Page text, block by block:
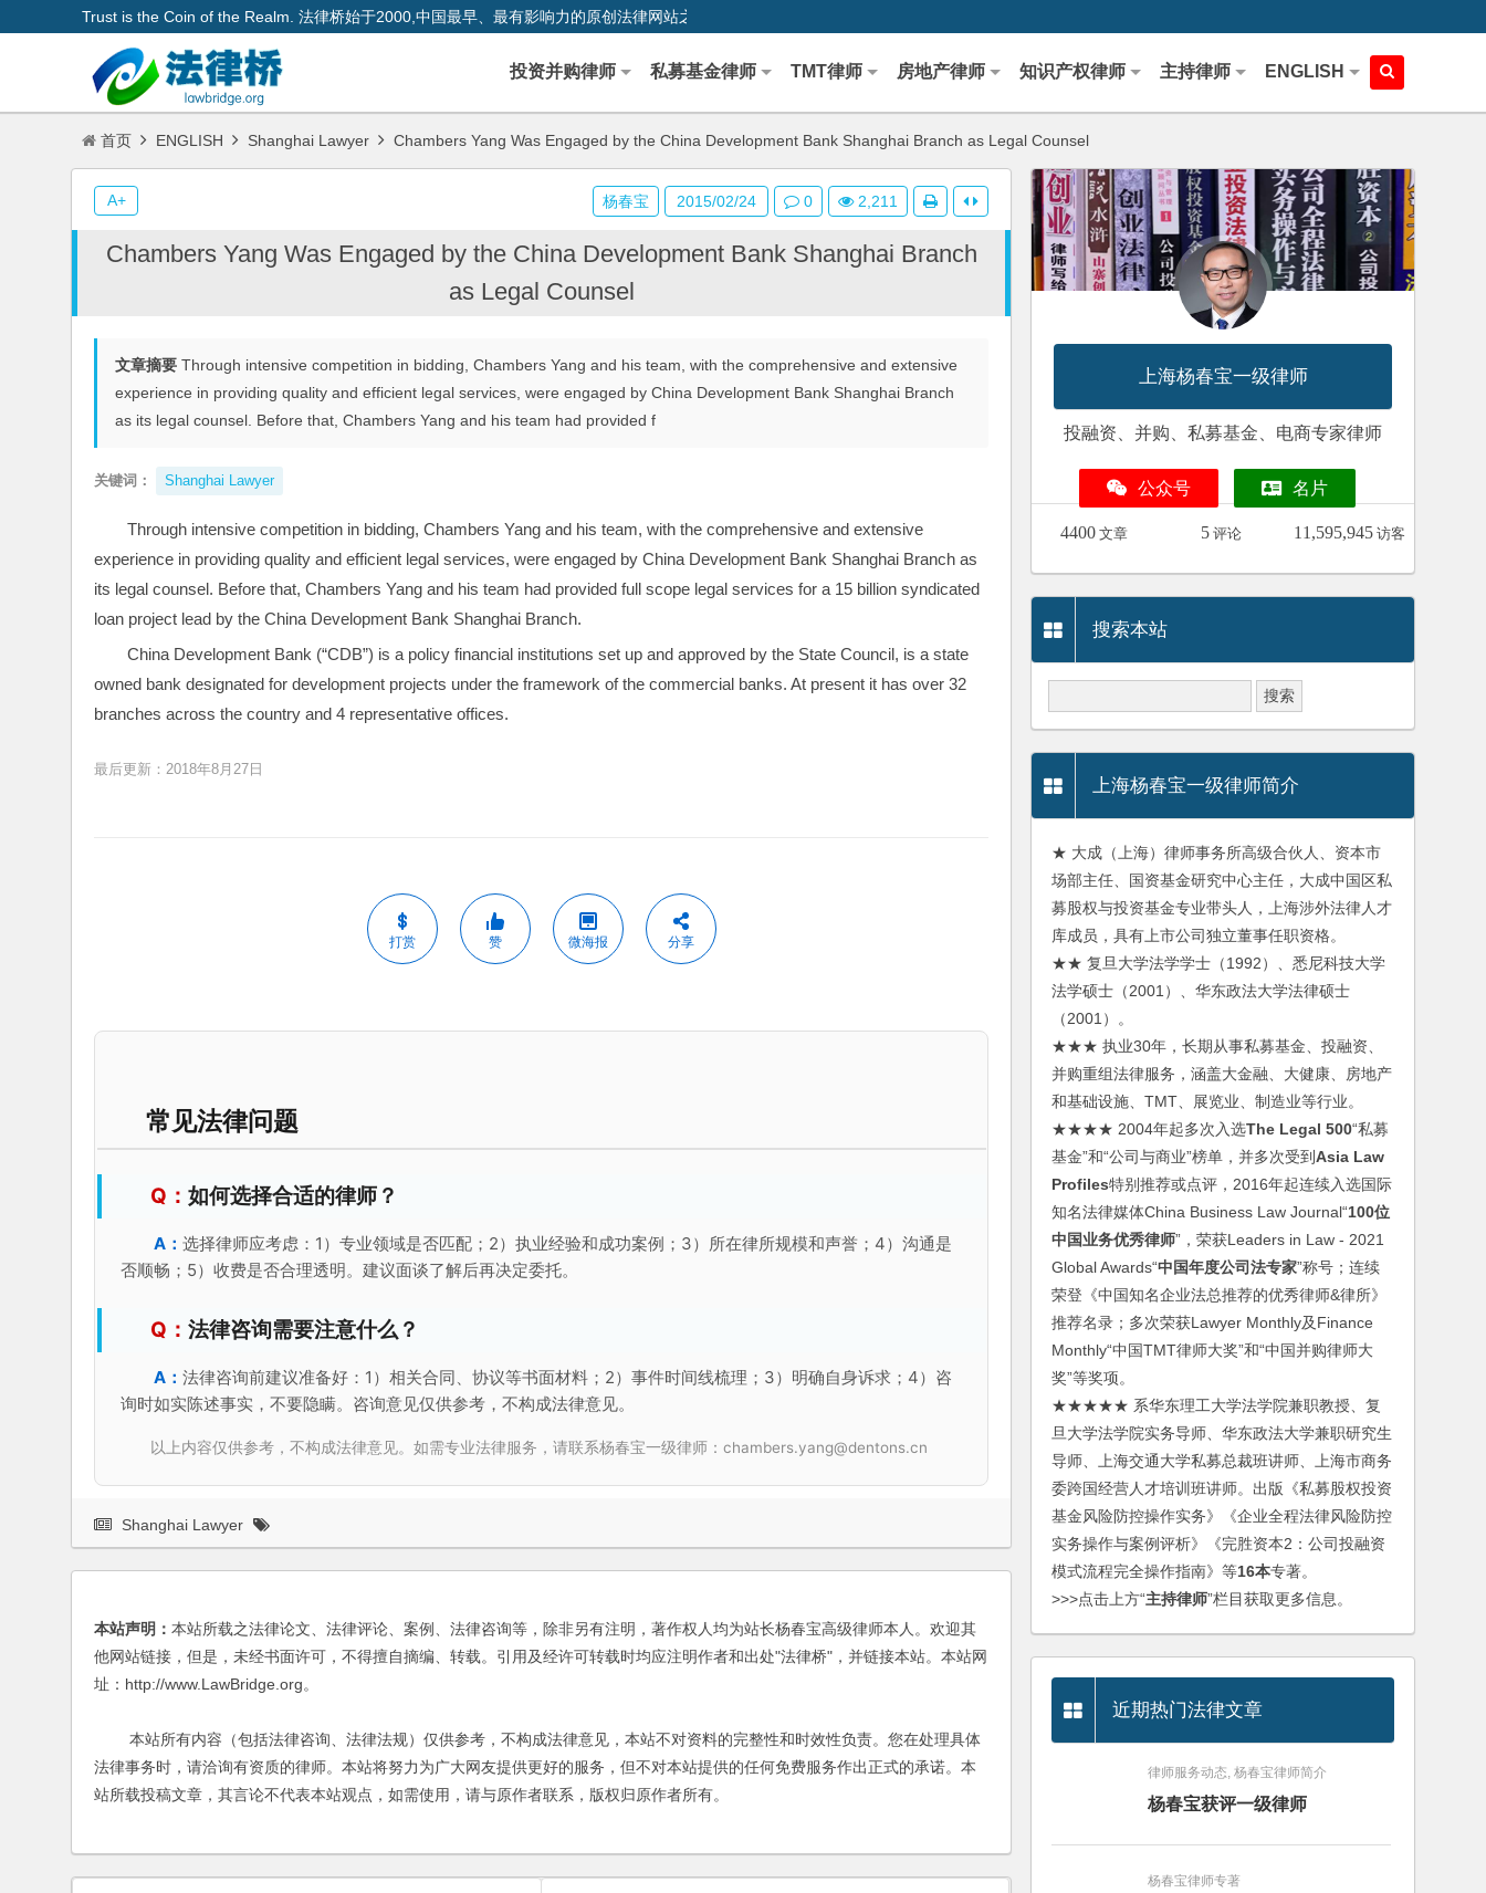
Trust is the Coin of the Realm. 法律桥始于2000,中国最早、最有影响力的原创法律网站之一
投资并购律师 私募基金律师 TMT律师 房地产律师 知识产权律师 主持律师 ENGLISH
首页 ENGLISH Shanghai Lawyer Chambers Yang Was Engaged by the China Development Bank Shanghai Branch as Legal Counsel
Chambers Yang Was Engaged by the China Development Bank Shanghai Branch
as Legal Counsel
文章摘要 Through intensive competition in bidding, Chambers Yang and his team, with the comprehensive and extensive
experience in providing quality and efficient legal services, were engaged by China Development Bank Shanghai Branch
as its legal counsel. Before that, Chambers Yang and his team had provided f
关键词： Shanghai Lawyer
Through intensive competition in bidding, Chambers Yang and his team, with the comprehensive and extensive
experience in providing quality and efficient legal services, were engaged by China Development Bank Shanghai Branch as
its legal counsel. Before that, Chambers Yang and his team had provided full scope legal services for a 15 billion syndicated
loan project lead by the China Development Bank Shanghai Branch.
China Development Bank (“CDB”) is a policy financial institutions set up and approved by the State Council, is a state
owned bank designated for development projects under the framework of the commercial banks. At present it has over 32
branches across the country and 4 representative offices.
最后更新：2018年8月27日
打赏 赞 微海报 分享
常见法律问题
如何选择合适的律师？
选择律师应考虑：1）专业领域是否匹配；2）执业经验和成功案例；3）所在律所规模和声誉；4）沟通是
否顺畅；5）收费是否合理透明。建议面谈了解后再决定委托。
法律咨询需要注意什么？
法律咨询前建议准备好：1）相关合同、协议等书面材料；2）事件时间线梳理；3）明确自身诉求；4）咨
询时如实陈述事实，不要隐瞒。咨询意见仅供参考，不构成法律意见。
以上内容仅供参考，不构成法律意见。如需专业法律服务，请联系杨春宝一级律师：chambers.yang@dentons.cn
杨春宝 2015/02/24 0 2,211
A+
Shanghai Lawyer
本站声明： 本站所载之法律论文、法律评论、案例、法律咨询等，除非另有注明，著作权人均为站长杨春宝高级律师本人。欢迎其
他网站链接，但是，未经书面许可，不得擅自摘编、转载。引用及经许可转载时均应注明作者和出处"法律桥"，并链接本站。本站网
址：http://www.LawBridge.org。
本站所有内容（包括法律咨询、法律法规）仅供参考，不构成法律意见，本站不对资料的完整性和时效性负责。您在处理具体
法律事务时，请洽询有资质的律师。本站将努力为广大网友提供更好的服务，但不对本站提供的任何免费服务作出正式的承诺。本
站所载投稿文章，其言论不代表本站观点，如需使用，请与原作者联系，版权归原作者所有。
上海杨春宝一级律师
投融资、并购、私募基金、电商专家律师
公众号 名片
4400 文章 5 评论 11,595,945 访客
搜索本站
上海杨春宝一级律师简介
★ 大成（上海）律师事务所高级合伙人、资本市
场部主任、国资基金研究中心主任，大成中国区私
募股权与投资基金专业带头人，上海涉外法律人才
库成员，具有上市公司独立董事任职资格。
★★ 复旦大学法学学士（1992）、悉尼科技大学
法学硕士（2001）、华东政法大学法律硕士
（2001）。
★★★ 执业30年，长期从事私募基金、投融资、
并购重组法律服务，涵盖大金融、大健康、房地产
和基础设施、TMT、展览业、制造业等行业。
★★★★ 2004年起多次入选The Legal 500“私募
基金”和“公司与商业”榜单，并多次受到Asia Law
Profiles特别推荐或点评，2016年起连续入选国际
知名法律媒体China Business Law Journal“100位
中国业务优秀律师”，荣获Leaders in Law - 2021
Global Awards“中国年度公司法专家”称号；连续
荣登《中国知名企业法总推荐的优秀律师&律所》
推荐名录；多次荣获Lawyer Monthly及Finance
Monthly“中国TMT律师大奖”和“中国并购律师大
奖”等奖项。
★★★★★ 系华东理工大学法学院兼职教授、复
旦大学法学院实务导师、华东政法大学兼职研究生
导师、上海交通大学私募总裁班讲师、上海市商务
委跨国经营人才培训班讲师。出版《私募股权投资
基金风险防控操作实务》《企业全程法律风险防控
实务操作与案例评析》《完胜资本2：公司投融资
模式流程完全操作指南》等16本专著。
>>>点击上方“主持律师”栏目获取更多信息。
近期热门法律文章
律师服务动态, 杨春宝律师简介
杨春宝获评一级律师
杨春宝律师专著